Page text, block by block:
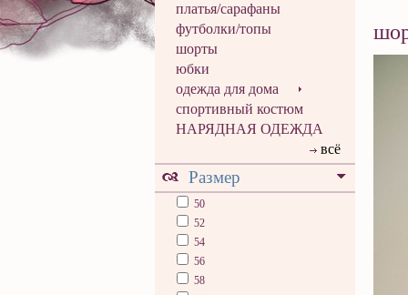
платья/сарафаны
футболки/топы
шорты
юбки
одежда для дома
спортивный костюм
НАРЯДНАЯ ОДЕЖДА
всё
Размер
50
52
54
56
58